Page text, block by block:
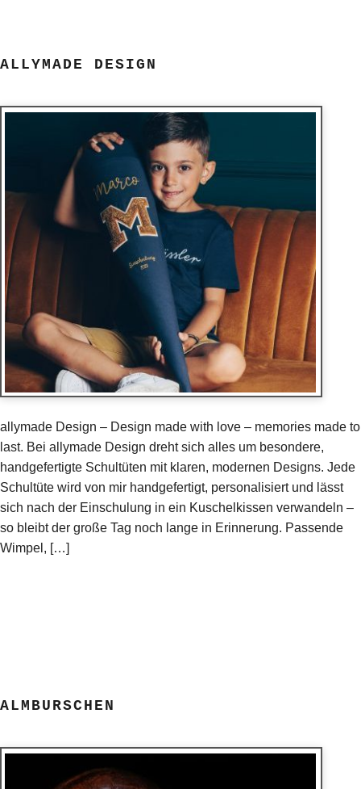
ALLYMADE DESIGN
allymade Design – Design made with love – memories made to
last. Bei allymade Design dreht sich alles um besondere,
handgefertigte Schultüten mit klaren, modernen Designs. Jede
Schultüte wird von mir handgefertigt, personalisiert und lässt
sich nach der Einschulung in ein Kuschelkissen verwandeln –
so bleibt der große Tag noch lange in Erinnerung. Passende
Wimpel, […]
ALMBURSCHEN